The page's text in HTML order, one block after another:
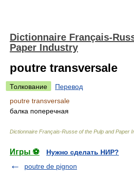
Dictionnaire Français-
Paper Industry
poutre transversale
Толкование
Перевод
poutre transversale
балка поперечная
Dictionnaire Français-Russe of the Pulp and Paper
Игры ⚽
Нужно сделать НИР?
poutre de pignon